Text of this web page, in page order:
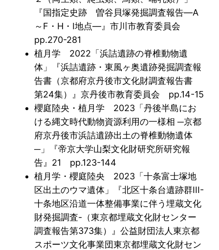
『国指定史跡 曽谷貝塚発掘調査報告―A
～F・H・I地点―』市川市教育委員会
pp.270-281
植月学 2022「浜詰遺跡の脊椎動物遺
体」『浜詰遺跡・東風ヶ奥遺跡発掘調査報
告書（京都府京丹後市文化財調査報告書
第24集）』京丹後市教育委員会 pp.14-15
櫻庭陸央・植月学 2023「丹後半島にお
ける縄文時代動物資源利用の一様相 ─京都
府京丹後市浜詰遺跡出土の脊椎動物遺体
─」『帝京大学山梨文化財研究所研究報
告』21 pp.123-144
植月学・櫻庭陸央 2023「十条富士塚地
区出土のウマ遺体」『北区十条台遺跡群III-
十条地区沿道一体整備事業に伴う埋蔵文化
財発掘調査-（東京都埋蔵文化財センター
調査報告第373集）』公益財団法人東京都
スポーツ文化事業団東京都埋蔵文化財セン